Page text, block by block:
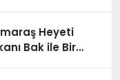
Heyeti
Bak ile Bir